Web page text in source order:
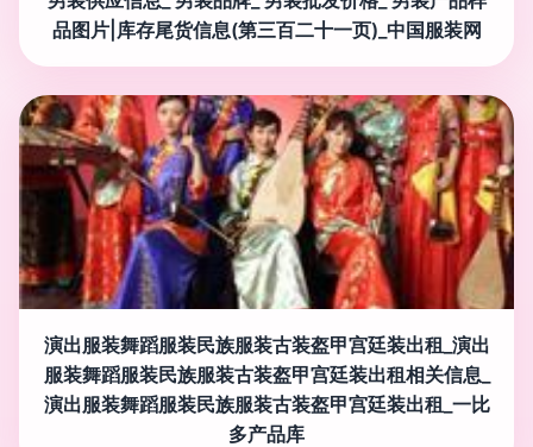
品图片|库存尾货信息(第三百二十一页)_中国服装网
演出服装舞蹈服装民族服装古装盔甲宫廷装出租_演出
服装舞蹈服装民族服装古装盔甲宫廷装出租相关信息_
演出服装舞蹈服装民族服装古装盔甲宫廷装出租_一比
多产品库